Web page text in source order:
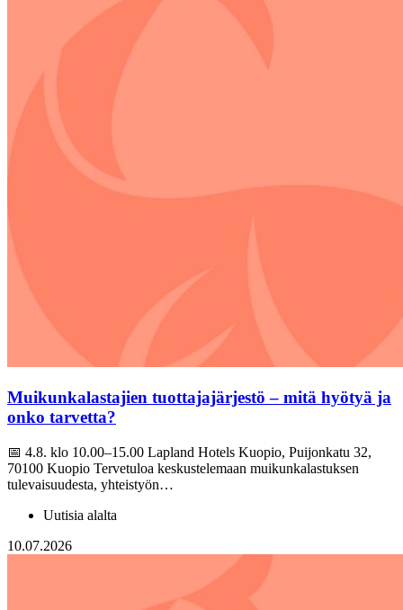
Muikunkalastajien tuottajajärjestö – mitä hyötyä ja
onko tarvetta?
📅 4.8. klo 10.00–15.00 Lapland Hotels Kuopio, Puijonkatu 32,
70100 Kuopio Tervetuloa keskustelemaan muikunkalastuksen
tulevaisuudesta, yhteistyön…
Uutisia alalta
10.07.2026